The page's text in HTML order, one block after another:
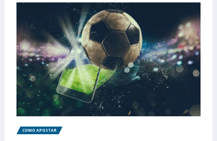
COMO APOSTAR